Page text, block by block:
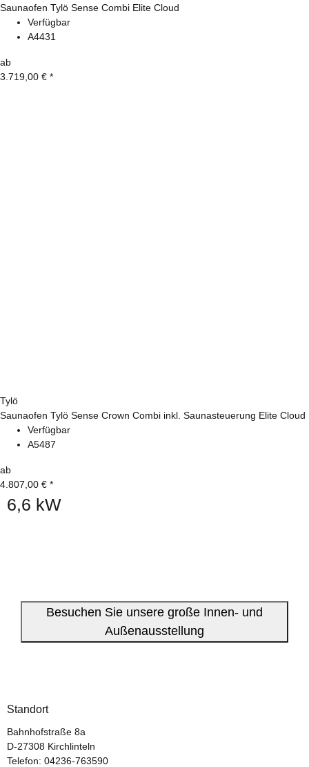
Saunaofen Tylö Sense Combi Elite Cloud
Verfügbar
A4431
ab
3.719,00 € *
Tylö
Saunaofen Tylö Sense Crown Combi inkl. Saunasteuerung Elite Cloud
Verfügbar
A5487
ab
4.807,00 € *
6,6 kW
Besuchen Sie unsere große Innen- und
Außenausstellung
Standort
Bahnhofstraße 8a
D-27308 Kirchlinteln
Telefon: 04236-763590